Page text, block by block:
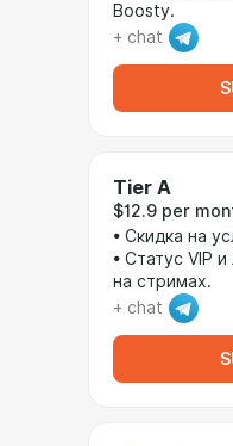
Boosty.
+ chat
Tier A
$12.9 per
• Скидка на
• Статус VIP
на стримах.
+ chat